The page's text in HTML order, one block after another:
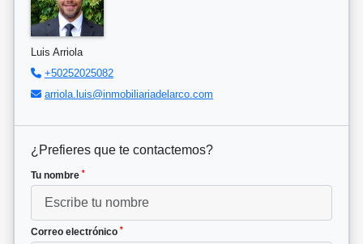
Luis Arriola
+50252025082
arriola.luis@inmobiliariadelarco.com
¿Prefieres que te contactemos?
Tu nombre *
Correo electrónico *